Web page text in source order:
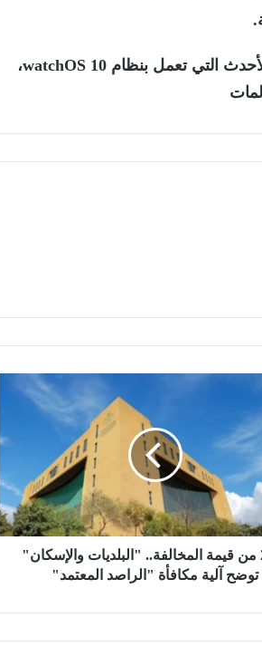
التطبيق يدعم ساعات Apple Watch Series 4 والإصدارات الأحدث التي تعمل بنظام watchOS 10،
25% من قيمة المخالفة.. "البلديات والإسكان"
توضح آلية مكافأة "الراصد المعتمد"